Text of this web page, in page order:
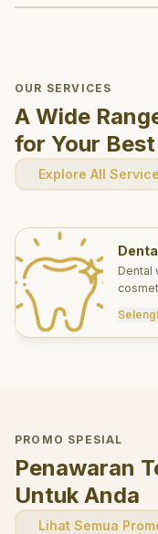
OUR SERVICES
A Wide
for Your
Explore All
Dental
PROMO SPESIAL
Penawaran
Untuk Anda
Lihat Semua